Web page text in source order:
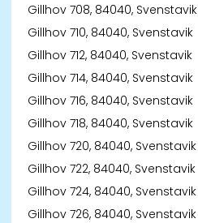
Gillhov 708, 84040, Svenstavik
Gillhov 710, 84040, Svenstavik
Gillhov 712, 84040, Svenstavik
Gillhov 714, 84040, Svenstavik
Gillhov 716, 84040, Svenstavik
Gillhov 718, 84040, Svenstavik
Gillhov 720, 84040, Svenstavik
Gillhov 722, 84040, Svenstavik
Gillhov 724, 84040, Svenstavik
Gillhov 726, 84040, Svenstavik